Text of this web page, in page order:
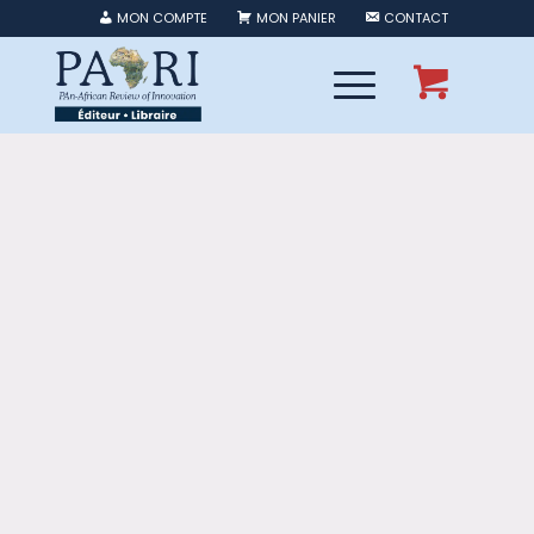
MON COMPTE MON PANIER CONTACT